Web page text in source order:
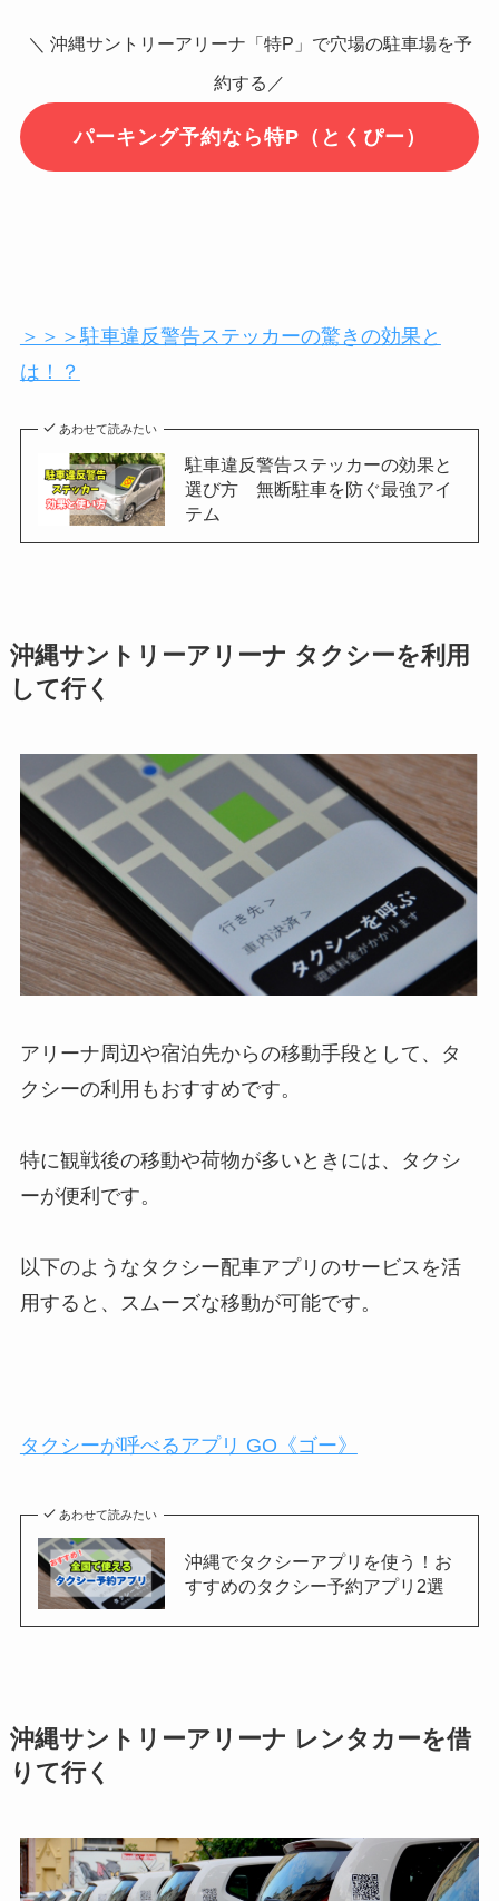
＼ 沖縄サントリーアリーナ「特P」で穴場の駐車場を予
約する／
パーキング予約なら特P（とくぴー）
＞＞＞駐車違反警告ステッカーの驚きの効果と
は！？
あわせて読みたい
駐車違反警告ステッカーの効果と
選び方 無断駐車を防ぐ最強アイ
テム
沖縄サントリーアリーナ タクシーを利用
して行く
アリーナ周辺や宿泊先からの移動手段として、タ
クシーの利用もおすすめです。
特に観戦後の移動や荷物が多いときには、タクシ
ーが便利です。
以下のようなタクシー配車アプリのサービスを活
用すると、スムーズな移動が可能です。
タクシーが呼べるアプリ GO《ゴー》
あわせて読みたい
沖縄でタクシーアプリを使う！お
すすめのタクシー予約アプリ2選
沖縄サントリーアリーナ レンタカーを借
りて行く